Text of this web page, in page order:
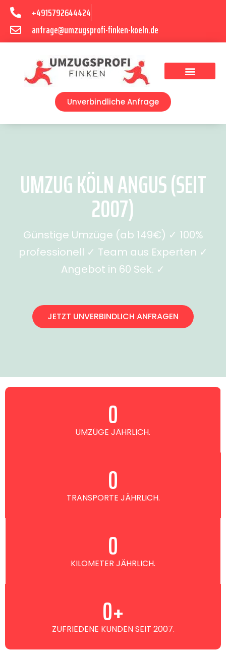
+4915792644424
anfrage@umzugsprofi-finken-koeln.de
Unverbindliche Anfrage
UMZUG KÖLN ANGUS (SEIT
2007)
Günstige Umzüge (ab 149€) ✓ 100%
professionell ✓ Team aus Experten ✓
Angebot in 60 Sek. ✓
JETZT UNVERBINDLICH ANFRAGEN
UMZÜGE JÄHRLICH.
0
TRANSPORTE JÄHRLICH.
0
KILOMETER JÄHRLICH.
0
ZUFRIEDENE KUNDEN SEIT 2007.
0+